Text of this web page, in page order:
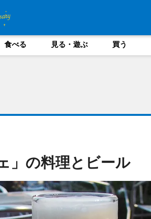
食べる 見る・遊ぶ 買う
」の料理とビール